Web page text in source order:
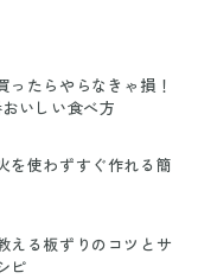
ったらやらなきゃ損！
いしい食べ方
を使わずすぐ作れる簡
える板ずりのコツとサ
ピ